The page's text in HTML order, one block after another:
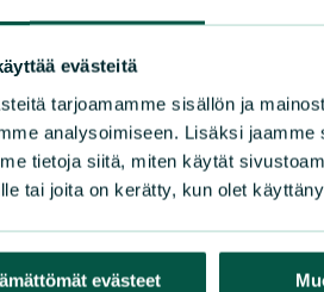
evästeitä
tarjoamamme sisällön ja
analysoimiseen. Lisäksi
tietoja siitä, miten käytät
tai joita on kerätty, kun olet
evästeet